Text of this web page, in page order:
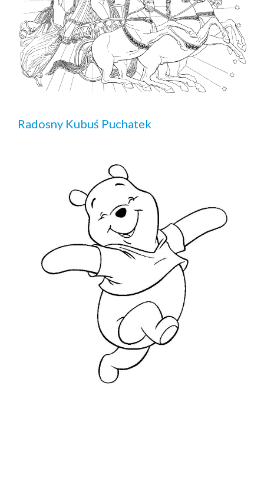
Radosny Kubuś Puchatek